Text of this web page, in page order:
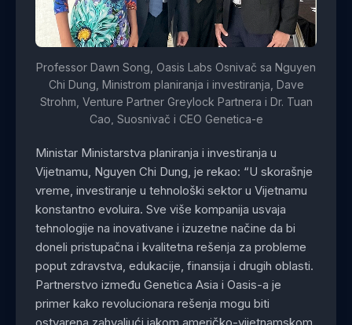
Professor Dawn Song, Oasis Labs Osnivač sa Nguyen
Chi Dung, Ministrom planiranja i investiranja, Dave
Strohm, Venture Partner Greylock Partnera i Dr. Tuan
Cao, Suosnivač i CEO Genetica-e
Ministar Ministarstva planiranja i investiranja u
Vijetnamu, Nguyen Chi Dung, je rekao: “U skorašnje
vreme, investiranje u tehnološki sektor u Vijetnamu
konstantno evoluira. Sve više kompanija usvaja
tehnologije na inovativane i izuzetne načine da bi
doneli pristupačna i kvalitetna rešenja za probleme
poput zdravstva, edukacije, finansija i drugih oblasti.
Partnerstvo između Genetica Asia i Oasis-a je
primer kako revolucionara rešenja mogu biti
ostvarena zahvaljući jakom američko-vijetnamskom